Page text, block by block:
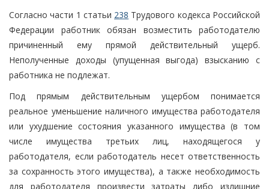
Согласно части 1 статьи 238 Трудового кодекса Российской
Федерации работник обязан возместить работодателю
причиненный ему прямой действительный ущерб.
Неполученные доходы (упущенная выгода) взысканию с
работника не подлежат.
Под прямым действительным ущербом понимается
реальное уменьшение наличного имущества работодателя
или ухудшение состояния указанного имущества (в том
числе имущества третьих лиц, находящегося у
работодателя, если работодатель несет ответственность
за сохранность этого имущества), а также необходимость
для работодателя произвести затраты либо излишние